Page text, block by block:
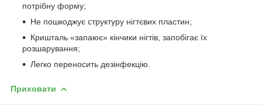
потрібну форму;
Не пошкоджує структуру нігтєвих пластин;
Кришталь «запаює» кінчики нігтів, запобігає їх
розшарування;
Легко переносить дезінфекцію.
Приховати